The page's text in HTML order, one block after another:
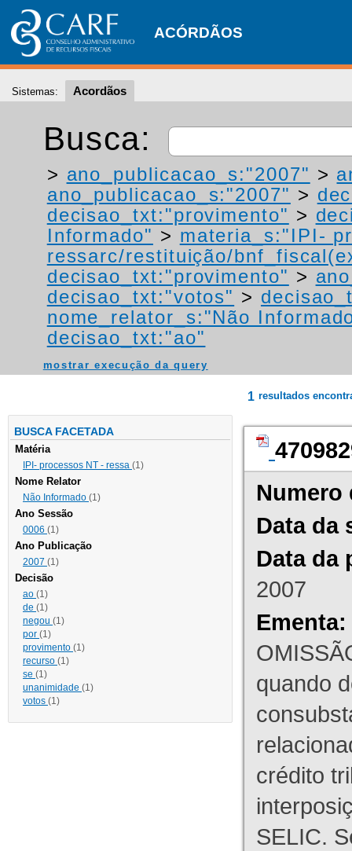
ACÓRDÃOS
Sistemas: Acordãos
Busca:
> ano_publicacao_s:"2007" >
ano_publicacao_s:"2007" >
decisao_txt:"provimento" >
Informado" > materia_s:"IPI-
ressarc/restituição/
decisao_txt:"provimento" >
decisao_txt:"votos" >
nome_relator_s:"Não
decisao_txt:"ao"
mostrar execução da query
BUSCA FACETADA
Matéria
IPI- processos NT - ressa (1)
Nome Relator
Não Informado (1)
Ano Sessão
0006 (1)
Ano Publicação
2007 (1)
Decisão
ao (1)
de (1)
negou (1)
por (1)
provimento (1)
recurso (1)
se (1)
unanimidade (1)
votos (1)
1 resultados
Numero
Data da
Data da
2007
Ementa:
quando
crédito
SELIC.